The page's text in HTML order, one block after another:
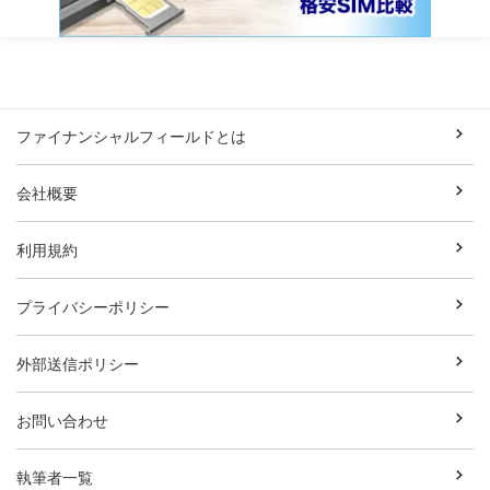
ファイナンシャルフィールドとは
会社概要
利用規約
プライバシーポリシー
外部送信ポリシー
お問い合わせ
執筆者一覧